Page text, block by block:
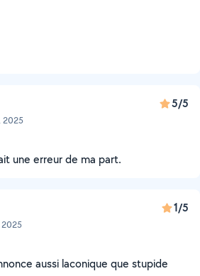
2025
5/5
une erreur de ma part.
1/5
aussi laconique que stupide